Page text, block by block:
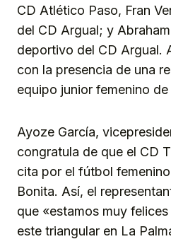
CD Atlético Paso, Fran
del CD Argual; y
deportivo del CD Argual.
con la presencia de una
equipo junior femenino de
Ayoze García,
congratula de que el CD
cita por el fútbol
Bonita. Así, el
que «estamos muy
este triangular en La